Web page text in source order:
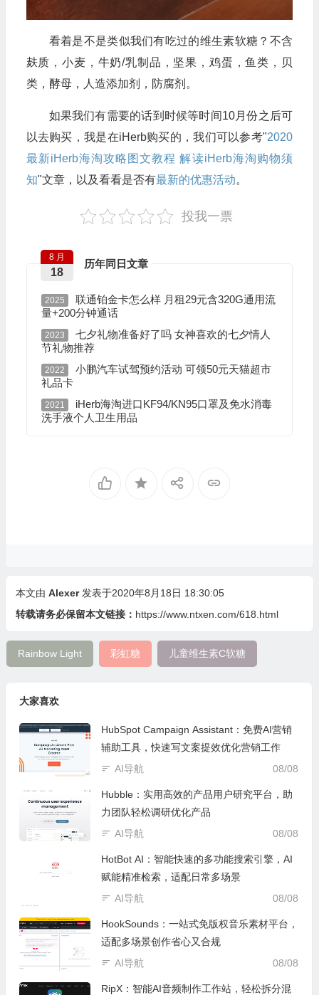
看着是不是类似我们有吃过的维生素软糖？不含
麸质，小麦，牛奶/乳制品，坚果，鸡蛋，鱼类，贝
类，酵母，人造添加剂，防腐剂。
如果我们有需要的话到时候等时间10月份之后可
以去购买，我是在iHerb购买的，我们可以参考"2020
最新iHerb海淘攻略图文教程 解读iHerb海淘购物须
知"文章，以及看看是否有最新的优惠活动。
投我一票
历年同日文章
8 月
18
2025
联通铂金卡怎么样 月租29元含320G通用流
量+200分钟通话
2023
七夕礼物准备好了吗 女神喜欢的七夕情人
节礼物推荐
2022
小鹏汽车试驾预约活动 可领50元天猫超市
礼品卡
2021
iHerb海淘进口KF94/KN95口罩及免水消毒
洗手液个人卫生用品
本文由 Alexer 发表于2020年8月18日 18:30:05
转载请务必保留本文链接： https://www.ntxen.com/618.html
Rainbow Light 彩虹糖 儿童维生素C软糖
大家喜欢
HubSpot Campaign Assistant：免费AI营销
辅助工具，快速写文案提效优化营销工作
08/08
AI导航
Hubble：实用高效的产品用户研究平台，助
力团队轻松调研优化产品
08/08
AI导航
HotBot AI：智能快速的多功能搜索引擎，AI
赋能精准检索，适配日常多场景
08/08
AI导航
HookSounds：一站式免版权音乐素材平台，
适配多场景创作省心又合规
08/08
AI导航
RipX：智能AI音频制作工作站，轻松拆分混